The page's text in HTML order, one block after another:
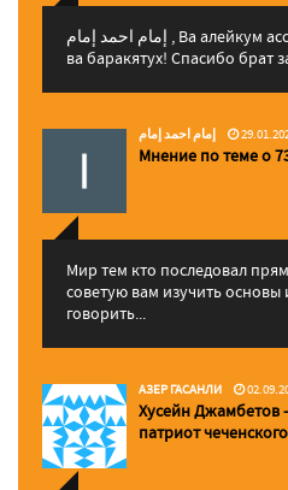
إمام احمد إمام , Ва алейкум ассалам ва рахматуЛлахи
ва баракятух! Спасибо брат
إمام احمد إمام
Мнение по теме о
Мир тем кто последовал
советую вам изучить
говорить...
АЗЕР ГАСАНЛИ
Хусейн Джамбетов
патриот